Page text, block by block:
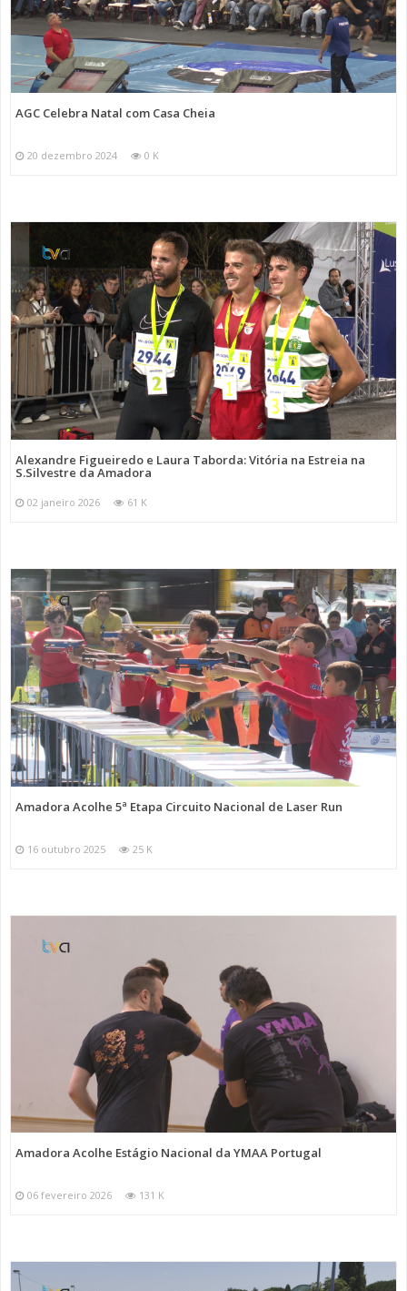
AGC Celebra Natal com Casa Cheia
20 dezembro 2024 0 K
Alexandre Figueiredo e Laura Taborda: Vitória na Estreia na
S.Silvestre da Amadora
02 janeiro 2026 61 K
Amadora Acolhe 5ª Etapa Circuito Nacional de Laser Run
16 outubro 2025 25 K
Amadora Acolhe Estágio Nacional da YMAA Portugal
06 fevereiro 2026 131 K